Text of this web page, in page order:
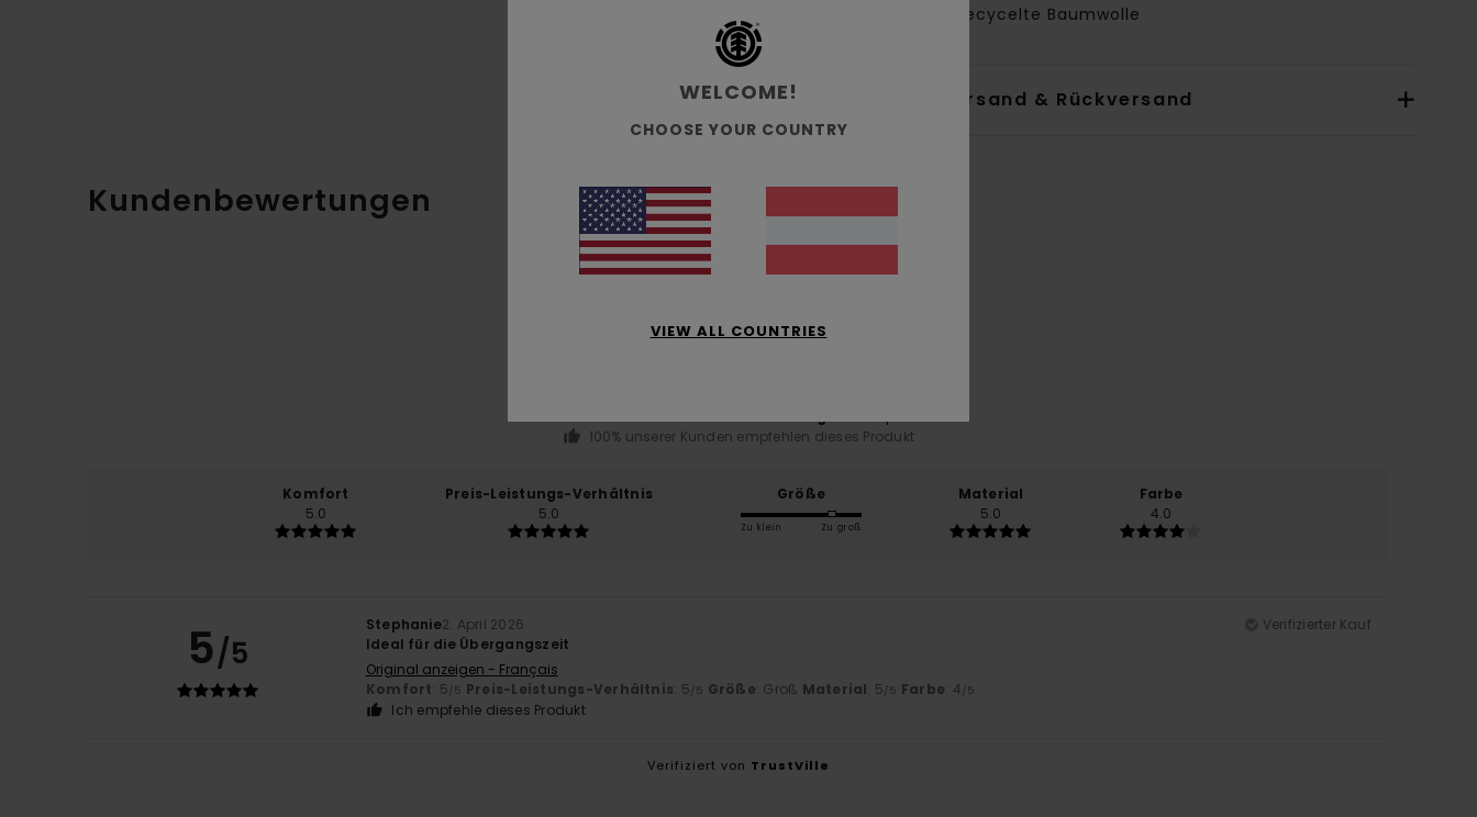
% recycelte Baumwolle
Versand & Rückversand
Kundenbewertungen
5.0
100% unserer Kunden empfehlen dieses Produkt
Komfort
5.0
Preis-Leistungs-Verhältnis
5.0
Größe
Zu klein Zu groß
Material
5.0
Farbe
4.0
5/5
Stephanie2. April 2026
Verifizierter Kauf
Ideal für die Übergangszeit
Original anzeigen - Français
Komfort: 5/5 Preis-Leistungs-Verhältnis: 5/5 Größe: Groß Material: 5/5 Farbe: 4/5
Ich empfehle dieses Produkt
Verifiziert von TrustVille
WELCOME!
CHOOSE YOUR COUNTRY
VIEW ALL COUNTRIES